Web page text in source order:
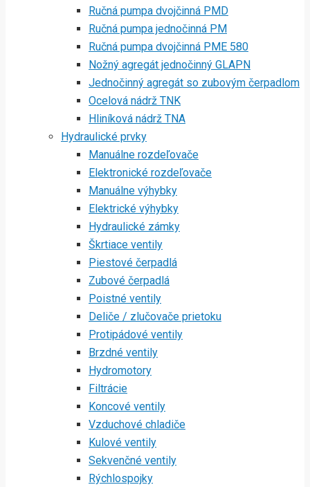
Ručná pumpa dvojčinná PMD
Ručná pumpa jednočinná PM
Ručná pumpa dvojčinná PME 580
Nožný agregát jednočinný GLAPN
Jednočinný agregát so zubovým čerpadlom
Ocelová nádrž TNK
Hliníková nádrž TNA
Hydraulické prvky
Manuálne rozdeľovače
Elektronické rozdeľovače
Manuálne výhybky
Elektrické výhybky
Hydraulické zámky
Škrtiace ventily
Piestové čerpadlá
Zubové čerpadlá
Poistné ventily
Deliče / zlučovače prietoku
Protipádové ventily
Brzdné ventily
Hydromotory
Filtrácie
Koncové ventily
Vzduchové chladiče
Kulové ventily
Sekvenčné ventily
Rýchlospojky